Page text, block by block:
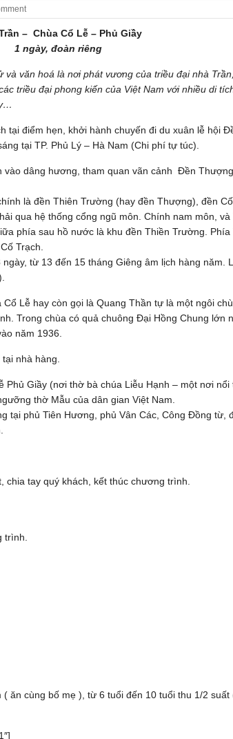
– Chùa Cổ Lễ – Phủ Giầy
1 ngày, đoàn riêng
văn hoá là nơi phát vương của triều đại nhà
triều đại phong kiến của Việt Nam với nhiều di
tại điểm hẹn, khởi hành chuyến đi du xuân lễ hội
tại TP. Phủ Lý – Hà Nam (Chi phí tự túc).
vào dâng hương, tham quan vãn cảnh Đền
là đền Thiên Trường (hay đền Thượng), đền
qua hệ thống cổng ngũ môn. Chính nam môn, và
phía sau hồ nước là khu đền Thiền Trường. Phía
Trạch.
từ 13 đến 15 tháng Giêng âm lịch hàng năm.
Lễ hay còn gọi là Quang Thần tự là một ngôi
Trong chùa có quả chuông Đại Hồng Chung lớn
năm 1936.
nhà hàng.
Phủ Giầy (nơi thờ bà chúa Liễu Hạnh – một nơi nổi
thờ Mẫu của dân gian Việt Nam.
tại phủ Tiên Hương, phủ Vân Các, Công Đồng từ,
chia tay quý khách, kết thúc chương trình.
trình.
ăn cùng bố mẹ ), từ 6 tuổi đến 10 tuổi thu 1/2 suất